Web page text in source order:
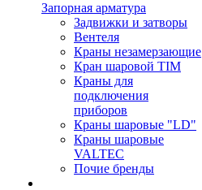
Запорная арматура
Задвижки и затворы
Вентеля
Краны незамерзающие
Кран шаровой TIM
Краны для
подключения
приборов
Краны шаровые "LD"
Краны шаровые
VALTEC
Почие бренды